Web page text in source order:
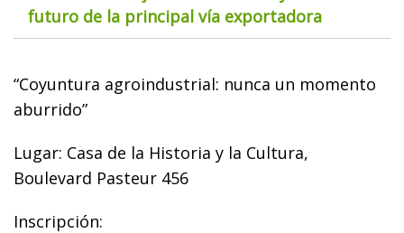
futuro de la principal vía exportadora
“Coyuntura agroindustrial: nunca un momento
aburrido”
Lugar: Casa de la Historia y la Cultura,
Boulevard Pasteur 456
Inscripción: